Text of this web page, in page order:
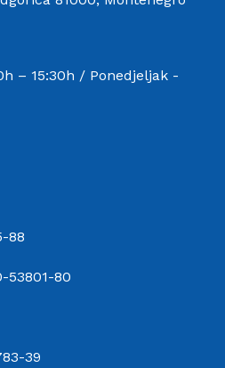
– 15:30h / Ponedjeljak -
88
53801-80
39